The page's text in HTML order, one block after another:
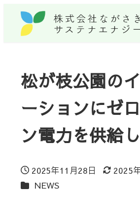
松が枝公園の
ーションにゼ
ン電力を供給
投稿日
2025年11月28日
更新日
2025
カテゴリー
NEWS